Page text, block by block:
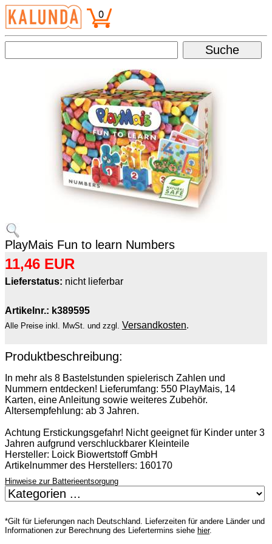
PlayMais Fun to learn Numbers
11,46 EUR
Lieferstatus: nicht lieferbar
Artikelnr.: k389595
Alle Preise inkl. MwSt. und zzgl. Versandkosten.
Produktbeschreibung:
In mehr als 8 Bastelstunden spielerisch Zahlen und
Nummern entdecken! Lieferumfang: 550 PlayMais, 14
Karten, eine Anleitung sowie weiteres Zubehör.
Altersempfehlung: ab 3 Jahren.
Achtung Erstickungsgefahr! Nicht geeignet für Kinder unter 3
Jahren aufgrund verschluckbarer Kleinteile
Hersteller: Loick Biowertstoff GmbH
Artikelnummer des Herstellers: 160170
Hinweise zur Batterieentsorgung
*Gilt für Lieferungen nach Deutschland. Lieferzeiten für andere Länder und
Informationen zur Berechnung des Liefertermins siehe hier.